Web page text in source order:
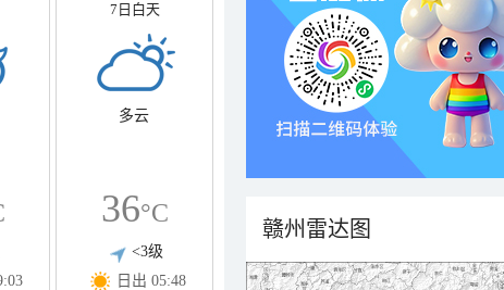
7日白天
多云
36°C
<3级
日出 05:48
赣州雷达图